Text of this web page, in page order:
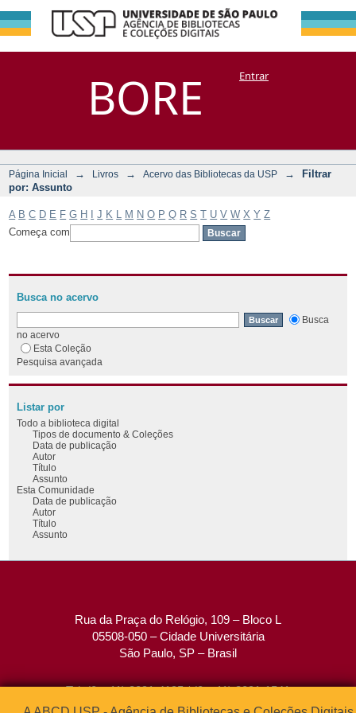
BORE
Filtrar por:
Assunto
DSpace/Manakin + CoriscoEntrar
Página Inicial → Livros → Acervo das Bibliotecas da USP →
Filtrar
por: Assunto
A B C D E F G H J K M N O P Q R S T U V W X Y Z
Começa com
Busca no acervo
Busca
no acervo
Esta Coleção
Pesquisa avançada
Listar por
Todo a biblioteca digital
Tipos de documento & Coleções
Data de publicação
Autor
Título
Assunto
Esta Comunidade
Data de publicação
Autor
Título
Assunto
Rua da Praça do Relógio, 109 – Bloco L
05508-050 – Cidade Universitária
São Paulo, SP – Brasil
Tel: (0xx11) 3091-4195 / (0xx11) 3091-1541
Fax: (0xx11) 3091-1567